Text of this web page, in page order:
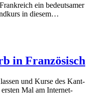
ein bedeutsamer
in diesem…
in Französisch
und Kurse des Kant-
Mal am Internet-